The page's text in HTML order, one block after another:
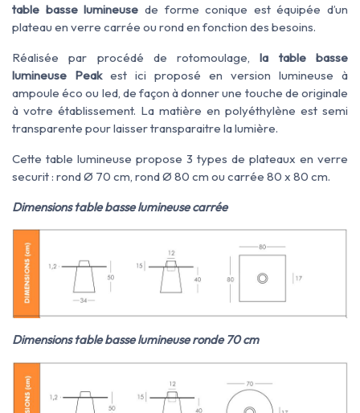
table basse lumineuse de forme conique est équipée d’un
plateau en verre carrée ou rond en fonction des besoins.
Réalisée par procédé de rotomoulage,la table basse
lumineuse Peakest ici proposé en version lumineuse à
ampoule éco ou led, de façon à donner une touche de originale
à votre établissement. La matière en polyéthylène est semi
transparente pour laisser transparaitre la lumière.
Cette table lumineuse propose 3 types de plateaux en verre
securit : rond Ø 70 cm, rond Ø 80 cm ou carrée 80 x 80 cm.
Dimensions table basse lumineuse carrée
Dimensions table basse lumineuse ronde 70 cm